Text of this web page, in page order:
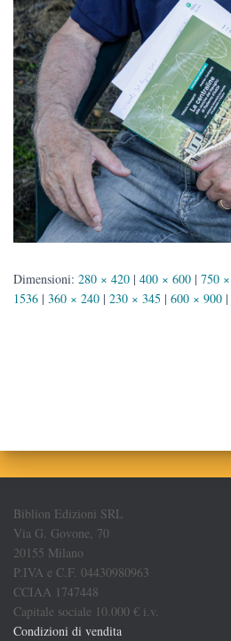
Dimensioni: 280 × 420 | 400 × 600 | 750
1536 | 360 × 240 | 230 × 345 | 600 × 900 |
Biblion Edizioni SRL
Via G. Govone, 70
20155 Milano
P.IVA e C.F. 04430980963
CCIAA 1747448
Capitale sociale 10.000 € i.v.
Condizioni di vendita